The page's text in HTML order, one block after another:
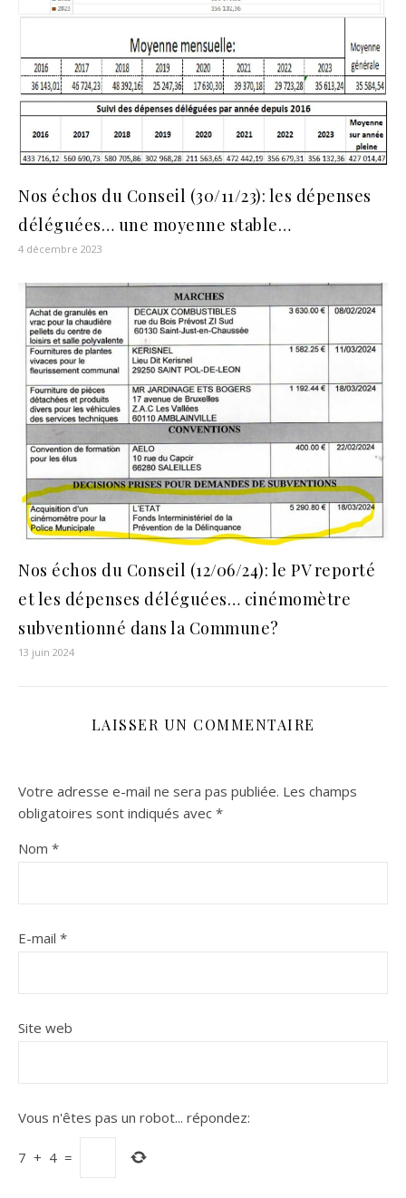
Nos échos du Conseil (30/11/23): les dépenses
déléguées… une moyenne stable…
4 décembre 2023
Nos échos du Conseil (12/06/24): le PV reporté
et les dépenses déléguées… cinémomètre
subventionné dans la Commune?
13 juin 2024
LAISSER UN COMMENTAIRE
Votre adresse e-mail ne sera pas publiée. Les champs
obligatoires sont indiqués avec *
Nom *
E-mail *
Site web
Vous n'êtes pas un robot... répondez:
7 + 4 =